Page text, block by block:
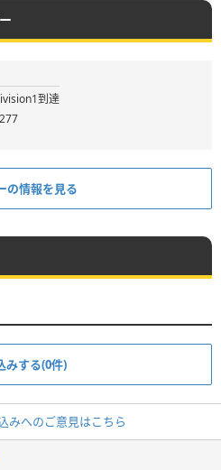
到達
の情報を見る
みする(0件)
みへのご意見はこちら